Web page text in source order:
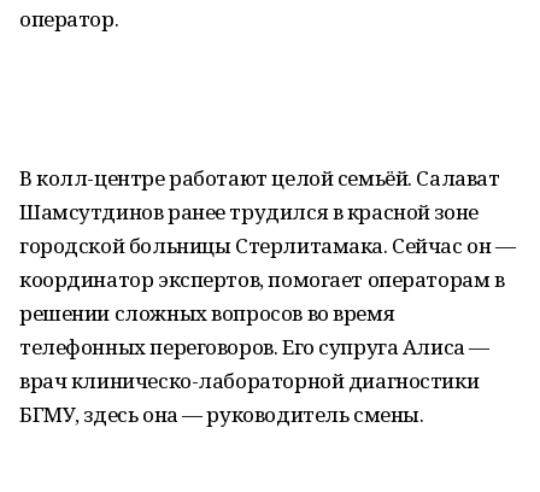
оператор.
В колл-центре работают целой семьёй. Салават
Шамсутдинов ранее трудился в красной зоне
городской больницы Стерлитамака. Сейчас он —
координатор экспертов, помогает операторам в
решении сложных вопросов во время
телефонных переговоров. Его супруга Алиса —
врач клиническо-лабораторной диагностики
БГМУ, здесь она — руководитель смены.